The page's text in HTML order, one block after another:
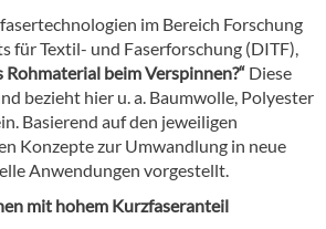
im Bereich Forschung
für Textil- und Faserforschung (DITF),
beim Verspinnen?“ Diese
bezieht hier u. a. Baumwolle, Polyester
Basierend auf den jeweiligen
Konzepte zur Umwandlung in neue
Anwendungen vorgestellt.
mit hohem Kurzfaseranteil